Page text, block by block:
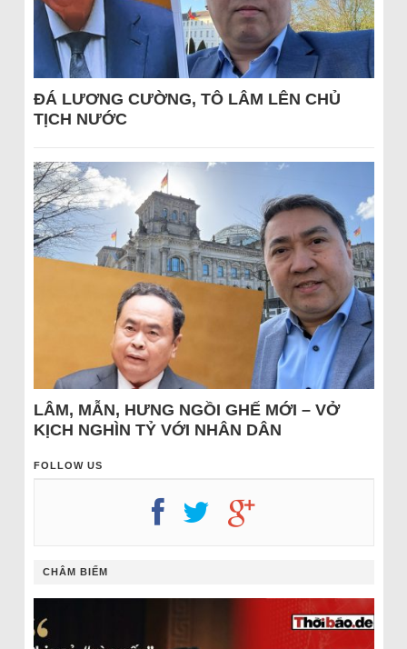
ĐÁ LƯƠNG CƯỜNG, TÔ LÂM LÊN CHỦ
TỊCH NƯỚC
LÂM, MẪN, HƯNG NGỒI GHẾ MỚI – VỞ
KỊCH NGHÌN TỶ VỚI NHÂN DÂN
FOLLOW US
CHÂM BIẾM